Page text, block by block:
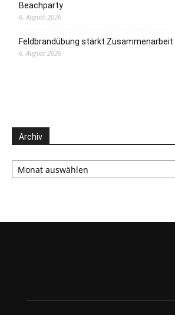
Beachparty
6. August 2026
Feldbrandübung stärkt Zusammenarbeit
6. August 2026
Archiv
Archiv